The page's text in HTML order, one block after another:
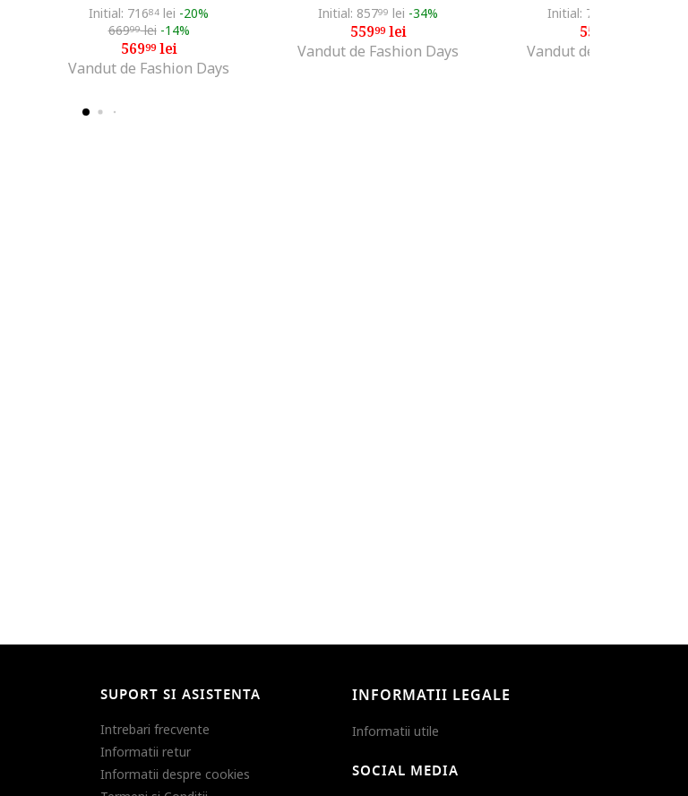
Initial: 71684 lei -20%
66999lei -14%
56999lei
Vandut de Fashion Days
Initial: 85799 lei -34%
55999lei
Vandut de Fashion Days
Initial: 773
559
Vandut de Fashion Days
SUPORT SI ASISTENTA
Intrebari frecvente
Informatii retur
Informatii despre cookies
INFORMATII LEGALE
Informatii utile
SOCIAL MEDIA